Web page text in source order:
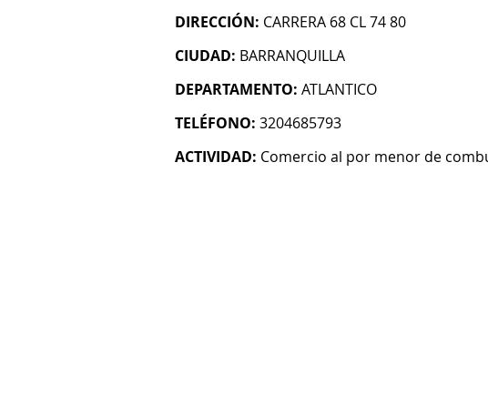
DIRECCIÓN: CARRERA 68 CL 74 80
CIUDAD: BARRANQUILLA
DEPARTAMENTO: ATLANTICO
TELÉFONO: 3204685793
ACTIVIDAD: Comercio al por menor de